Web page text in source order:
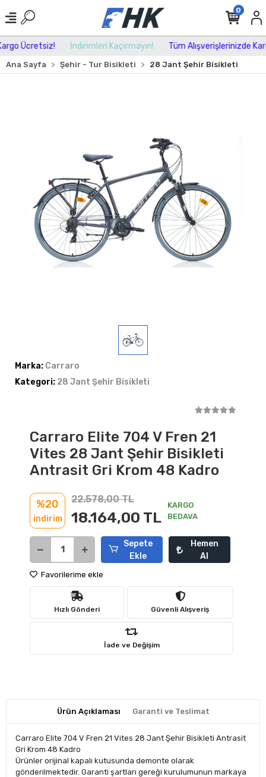
Ücretsiz! İndirimleri Kaçırmayın! Tüm Alışverişlerinizde
0
Ana Sayfa Şehir - Tur Bisikleti 28 Jant Şehir Bisikleti
Marka: Carraro
Kategori: 28 Jant Şehir Bisikleti
Carraro Elite 704 V Fren 21
Vites 28 Jant Şehir Bisikleti
Antrasit Gri Krom 48 Kadro
%20
indirim
22.578,00 TL
18.164,00 TL
KARGO
BEDAVA
Sepete
Ekle
Hemen
Al
Favorilerime ekle
Hızlı Gönderi Güvenli Alışveriş
İade ve Değişim
Ürün Açıklaması Garanti ve Teslimat
Carraro Elite 704 V Fren 21 Vites 28 Jant Şehir Bisikleti Antrasit
Gri Krom 48 Kadro
Ürünler orijinal kapalı kutusunda demonte olarak
gönderilmektedir. Garanti şartları gereği kurulumunun markaya